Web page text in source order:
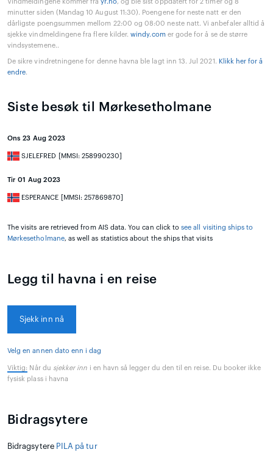
Vindmeldingene kommer frayr.no, og ble sist oppdatert for 2 timer og 8
minutter siden (Mandag 10 August 11:30). Poengene for neste natt er den
dårligste poengsummen mellom 22:00 og 08:00 neste natt. Vi anbefaler alltid å
sjekke vindmeldingene fra flere kilder.windy.comer gode for å se de større
vindsystemene..
De sikre vindretningene for denne havna ble lagt inn 13. Jul 2021. Klikk her for å
endre.
Siste besøk til Mørkesetholmane
Ons 23 Aug 2023
SJELEFRED [MMSI: 258990230]
Tir 01 Aug 2023
ESPERANCE [MMSI: 257869870]
The visits are retrieved from AIS data. You can click tosee all visiting ships to
Mørkesetholmane, as well as statistics about the ships that visits
Legg til havna i en reise
Sjekk inn nå
Velg en annen dato enn i dag
Viktig: Når du sjekker inn i en havn så legger du den til en reise. Du booker ikke
fysisk plass i havna
Bidragsytere
Bidragsytere PILA på tur